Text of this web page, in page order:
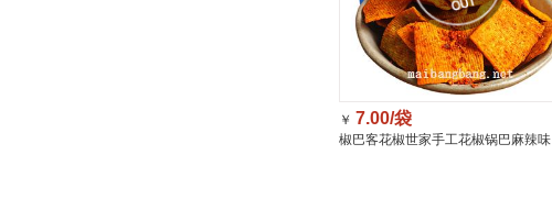
￥ 7.00/袋
椒巴客花椒世家手工花椒锅巴麻辣味